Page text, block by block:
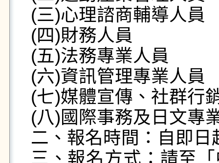
(三)心理諮商輔導人員
(四)財務人員
(五)法務專業人員
(六)資訊管理專業人員
(七)媒體宣傳、社群行
(八)國際事務及日文專
二、報名時間：自即
三、報名方式：請至